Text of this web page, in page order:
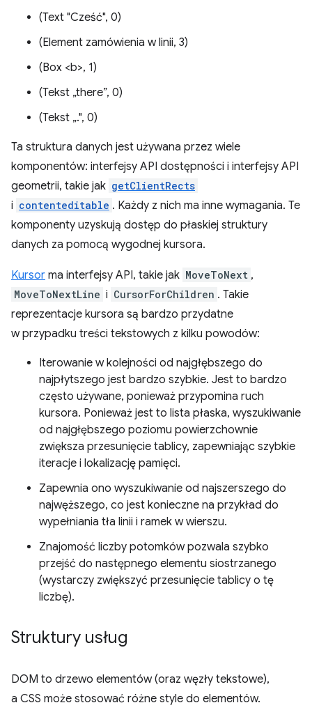
(Text "Cześć", 0)
(Element zamówienia w linii, 3)
(Box <b>, 1)
(Tekst „there”, 0)
(Tekst „.", 0)
Ta struktura danych jest używana przez wiele
komponentów: interfejsy API dostępności i interfejsy API
geometrii, takie jak getClientRects
i contenteditable . Każdy z nich ma inne wymagania. Te
komponenty uzyskują dostęp do płaskiej struktury
danych za pomocą wygodnej kursora.
Kursor ma interfejsy API, takie jak MoveToNext ,
MoveToNextLine i CursorForChildren . Takie
reprezentacje kursora są bardzo przydatne
w przypadku treści tekstowych z kilku powodów:
Iterowanie w kolejności od najgłębszego do
najpłytszego jest bardzo szybkie. Jest to bardzo
często używane, ponieważ przypomina ruch
kursora. Ponieważ jest to lista płaska, wyszukiwanie
od najgłębszego poziomu powierzchownie
zwiększa przesunięcie tablicy, zapewniając szybkie
iteracje i lokalizację pamięci.
Zapewnia ono wyszukiwanie od najszerszego do
najwęższego, co jest konieczne na przykład do
wypełniania tła linii i ramek w wierszu.
Znajomość liczby potomków pozwala szybko
przejść do następnego elementu siostrzanego
(wystarczy zwiększyć przesunięcie tablicy o tę
liczbę).
Struktury usług
DOM to drzewo elementów (oraz węzły tekstowe),
a CSS może stosować różne style do elementów.